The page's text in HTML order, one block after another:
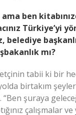
ben
Türkiye’yi
belediye
mı?
tabii ki bir
birtakım
şuraya
çalışmalar